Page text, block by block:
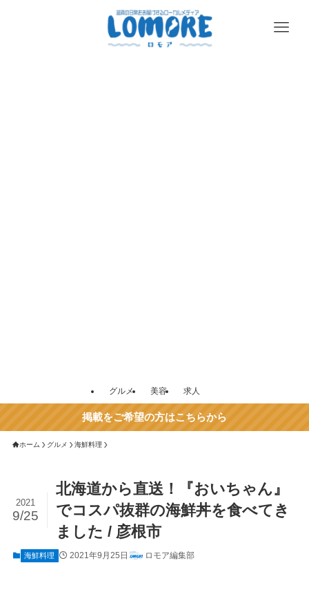
グルメ 美容 求人
掲載をご希望の方はこちらから
ホーム グルメ 海鮮料理
北海道から直送！『おいちゃん』
でコスパ抜群の海鮮丼を食べてき
ました / 彦根市
2021
9/25
海鮮料理 2021年9月25日 ロモア編集部